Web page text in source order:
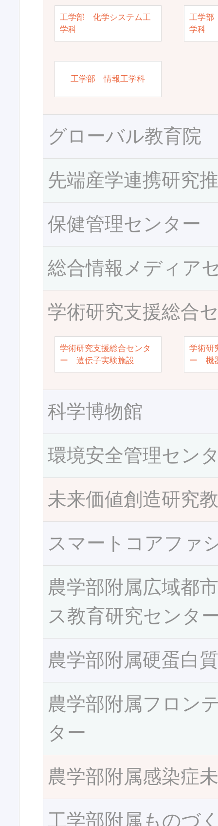
工学部 化学システム工
学科
工学部
学科
工学部 情報工学科
グローバル教育院
先端産学連携研究
保健管理センター
総合情報メディア
学術研究支援総合
学術研究支援総合センタ
ー 遺伝子実験施設
学術研
ー 機
科学博物館
環境安全管理セン
未来価値創造研究
スマートコアファ
農学部附属広域都
ス教育研究センタ
農学部附属硬蛋白
農学部附属フロン
ター
農学部附属感染症
工学部附属ものづ